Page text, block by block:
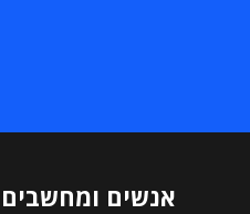
אנשים ומחשבים